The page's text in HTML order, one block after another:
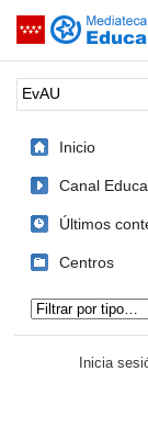
Saltar navegación
Palabra o frase:
Inicio
Canal
Últimos
Centros
Inicia